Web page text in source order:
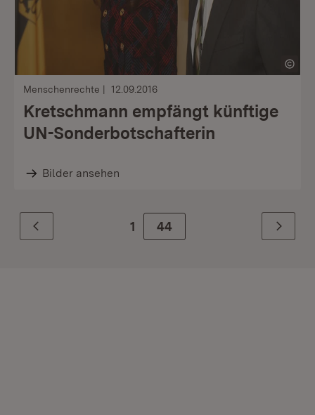
Menschenrechte 12.09.2016
Kretschmann empfängt künftige
UN-Sonderbotschafterin
Bilder ansehen
Zurück 1 Zur Seite
44 Weiter